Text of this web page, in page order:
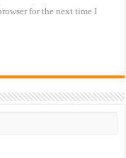
for the next time I